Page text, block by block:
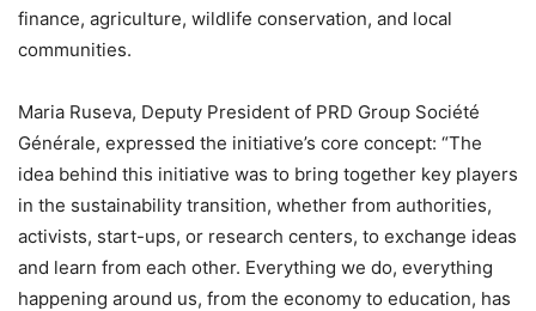
finance, agriculture, wildlife conservation, and local
communities.
Maria Ruseva, Deputy President of PRD Group Société
Générale, expressed the initiative’s core concept: “The
idea behind this initiative was to bring together key players
in the sustainability transition, whether from authorities,
activists, start-ups, or research centers, to exchange ideas
and learn from each other. Everything we do, everything
happening around us, from the economy to education, has